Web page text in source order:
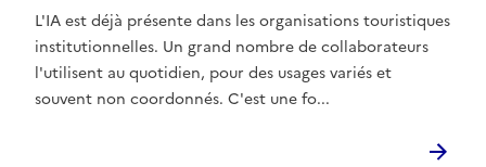
L'IA est déjà présente dans les organisations touristiques
institutionnelles. Un grand nombre de collaborateurs
l'utilisent au quotidien, pour des usages variés et
souvent non coordonnés. C'est une fo...